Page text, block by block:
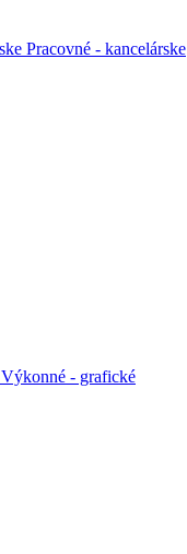
Pracovné - kancelárske
Výkonné - grafické